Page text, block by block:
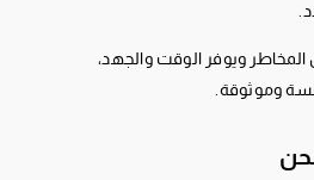
المخاطر ويوفر الوقت والجهد،
وموثوقة.